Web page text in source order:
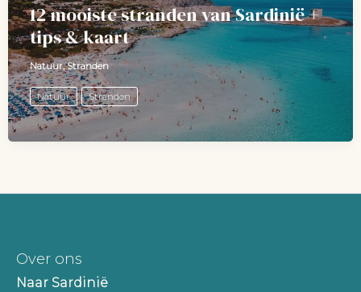
12 mooiste stranden van Sardinië +
tips & kaart
Natuur,Stranden
Natuur Stranden
Over ons
Naar Sardinië